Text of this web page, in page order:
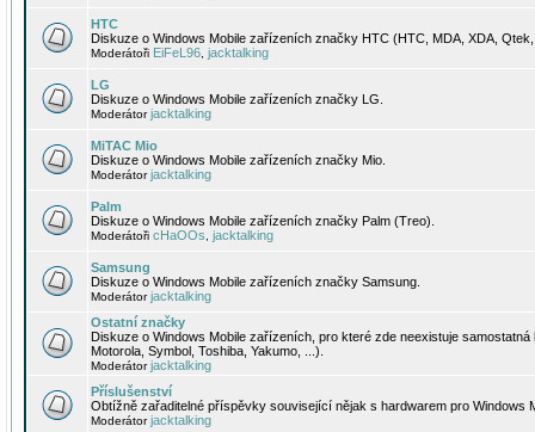
HTC
Diskuze o Windows Mobile zařízeních značky HTC (HTC, MDA, XDA,
Moderátoři EiFeL96 jacktalking
LG
Diskuze o Windows Mobile zařízeních značky LG.
Moderátorjacktalking
MiTAC Mio
Diskuze o Windows Mobile zařízeních značky Mio.
Moderátorjacktalking
Palm
Diskuze o Windows Mobile zařízeních značky Palm (Treo).
Moderátoři cHaOOs jacktalking
Samsung
Diskuze o Windows Mobile zařízeních značky Samsung.
Moderátorjacktalking
Ostatní značky
Diskuze o Windows Mobile zařízeních, pro které zde neexistuje
Motorola, Symbol, Toshiba, Yakumo, ...).
Moderátorjacktalking
Příslušenství
Obtížně zařaditelné příspěvky související nějak s hardwarem pro Windows
Moderátorjacktalking